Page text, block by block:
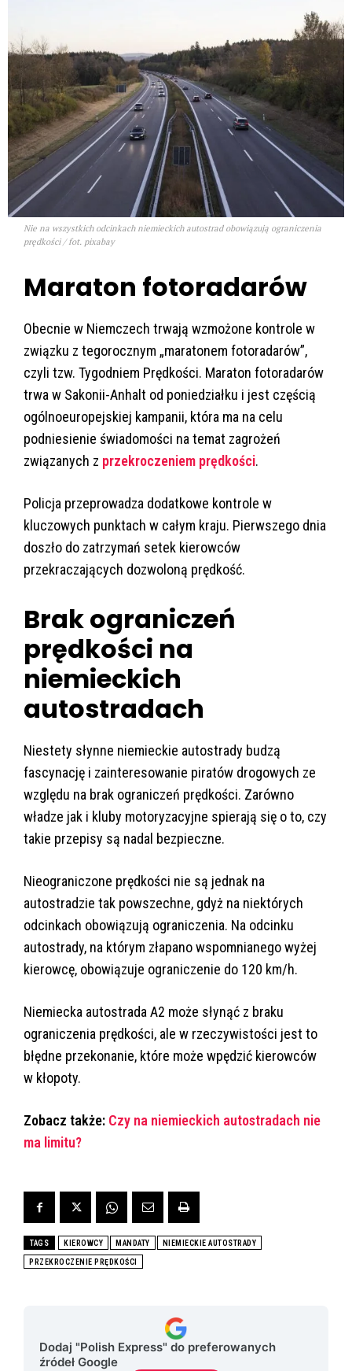
Nie na wszystkich odcinkach niemieckich autostrad obowiązują ograniczenia
prędkości / fot. pixabay
Maraton fotoradarów
Obecnie w Niemczech trwają wzmożone kontrole w
związku z tegorocznym „maratonem fotoradarów”,
czyli tzw. Tygodniem Prędkości. Maraton fotoradarów
trwa w Sakonii-Anhalt od poniedziałku i jest częścią
ogólnoeuropejskiej kampanii, która ma na celu
podniesienie świadomości na temat zagrożeń
związanych z przekroczeniem prędkości.
Policja przeprowadza dodatkowe kontrole w
kluczowych punktach w całym kraju. Pierwszego dnia
doszło do zatrzymań setek kierowców
przekraczających dozwoloną prędkość.
Brak ograniczeń
prędkości na
niemieckich
autostradach
Niestety słynne niemieckie autostrady budzą
fascynację i zainteresowanie piratów drogowych ze
względu na brak ograniczeń prędkości. Zarówno
władze jak i kluby motoryzacyjne spierają się o to, czy
takie przepisy są nadal bezpieczne.
Nieograniczone prędkości nie są jednak na
autostradzie tak powszechne, gdyż na niektórych
odcinkach obowiązują ograniczenia. Na odcinku
autostrady, na którym złapano wspomnianego wyżej
kierowcę, obowiązuje ograniczenie do 120 km/h.
Niemiecka autostrada A2 może słynąć z braku
ograniczenia prędkości, ale w rzeczywistości jest to
błędne przekonanie, które może wpędzić kierowców
w kłopoty.
Zobacz także: Czy na niemieckich autostradach nie
ma limitu?
TAGS KIEROWCY MANDATY NIEMIECKIE AUTOSTRADY
PRZEKROCZENIE PRĘDKOŚCI
Dodaj "Polish Express" do preferowanych
źródeł Google